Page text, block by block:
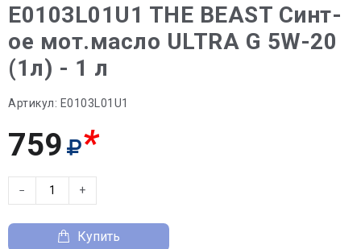
E0103L01U1 THE BEAST Синт-
ое мот.масло ULTRA G 5W-20
(1л) - 1 л
Артикул: E0103L01U1
759 *
− +
Купить